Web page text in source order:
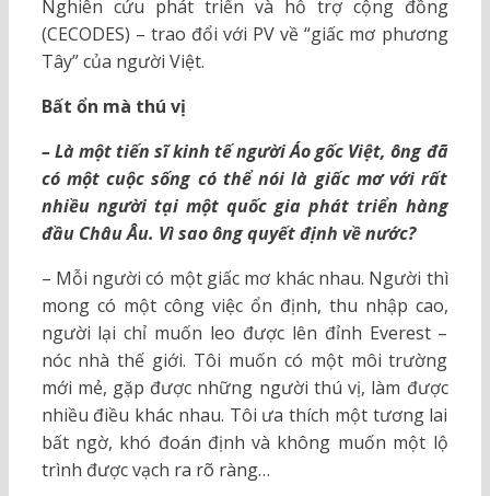
Nghiên cứu phát triển và hỗ trợ cộng đồng
(CECODES) – trao đổi với PV về “giấc mơ phương
Tây” của người Việt.
Bất ổn mà thú vị
– Là một tiến sĩ kinh tế người Áo gốc Việt, ông đã
có một cuộc sống có thể nói là giấc mơ với rất
nhiều người tại một quốc gia phát triển hàng
đầu Châu Âu. Vì sao ông quyết định về nước?
– Mỗi người có một giấc mơ khác nhau. Người thì
mong có một công việc ổn định, thu nhập cao,
người lại chỉ muốn leo được lên đỉnh Everest –
nóc nhà thế giới. Tôi muốn có một môi trường
mới mẻ, gặp được những người thú vị, làm được
nhiều điều khác nhau. Tôi ưa thích một tương lai
bất ngờ, khó đoán định và không muốn một lộ
trình được vạch ra rõ ràng…